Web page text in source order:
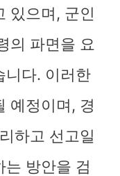
있으며, 군인
의 파면을 요
니다. 이러한
예정이며, 경
하고 선고일
방안을 검